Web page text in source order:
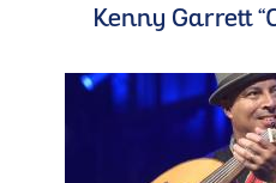
Kenny Garrett